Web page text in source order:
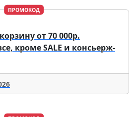
ПРОМОКОД
от 70 000р.
кроме SALE и консьерж-